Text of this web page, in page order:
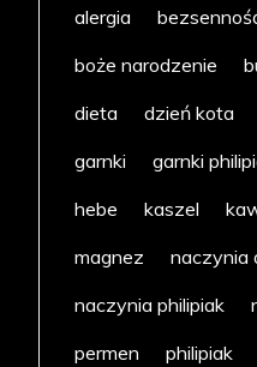
alergia
boże narodzenie
dieta
dzień kota
garnki
garnki
hebe
kaszel
magnez
naczynia
naczynia philipiak
permen
philipiak